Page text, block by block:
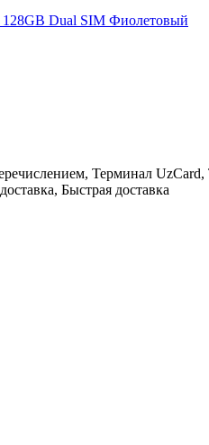
Dual SIM Фиолетовый
Терминал
Быстрая доставка